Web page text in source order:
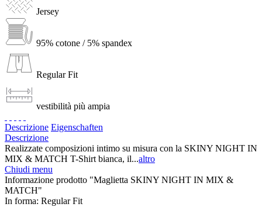
Jersey
95% cotone / 5% spandex
Regular Fit
vestibilità più ampia
Descrizione Eigenschaften
Descrizione
Realizzate composizioni intimo su misura con la SKINY NIGHT IN
MIX & MATCH T-Shirt bianca, il...altro
Chiudi menu
Informazione prodotto "Maglietta SKINY NIGHT IN MIX &
MATCH"
In forma: Regular Fit